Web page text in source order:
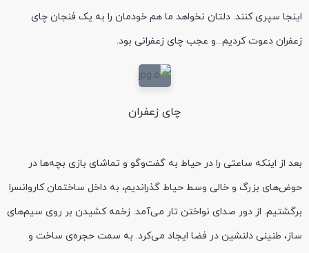
اینجا سپری کنند. دلتان نخواهد ما هم خودمان را به یک فنجان چای
زعفران دعوت کردیم...و عجب چای زعفرانی بود.
چای زعفران
بعد از اینکه ساعتی را در حیاط به گفت‌وگو و تماشای بازی بچه‌ها در
حوض‌های بزرگ و خالی وسط حیاط گذراندیم، به داخل ساختمان کاروانسرا
برگشتیم. از دور صدای نواختن تار می‌آمد. زخمه کشیدن بر روی سیم‌های
ساز، طنینی دلنشین در فضا ایجاد می‌کرد. به سمت حجره‌ی ساخت و